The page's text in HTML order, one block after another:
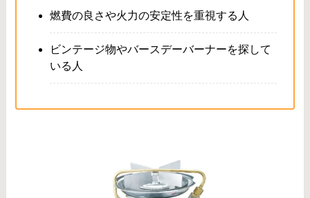
燃費の良さや火力の安定性を重視する人
ビンテージ物やバースデーバーナーを探して
いる人